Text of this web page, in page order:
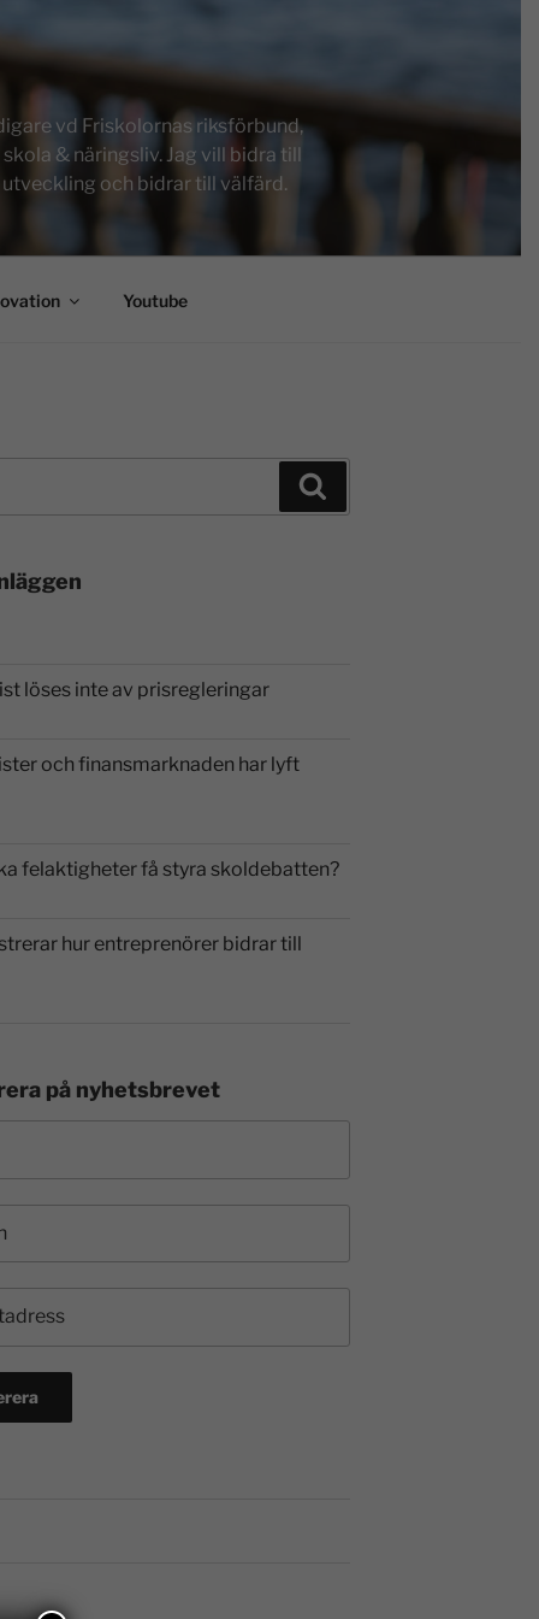
vd Friskolornas riksförbund,
& näringsliv. Jag vill bidra till
och bidrar till välfärd.
Youtube
löses inte av prisregleringar
och finansmarknaden har lyft
felaktigheter få styra skoldebatten?
hur entreprenörer bidrar till
på nyhetsbrevet